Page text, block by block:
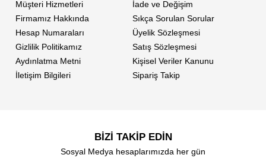
Müşteri Hizmetleri
Firmamız Hakkında
Hesap Numaraları
Gizlilik Politikamız
Aydınlatma Metni
İletişim Bilgileri
İade ve Değişim
Sıkça Sorulan Sorular
Üyelik Sözleşmesi
Satış Sözleşmesi
Kişisel Veriler Kanunu
Sipariş Takip
BİZİ TAKİP EDİN
Sosyal Medya hesaplarımızda her gün